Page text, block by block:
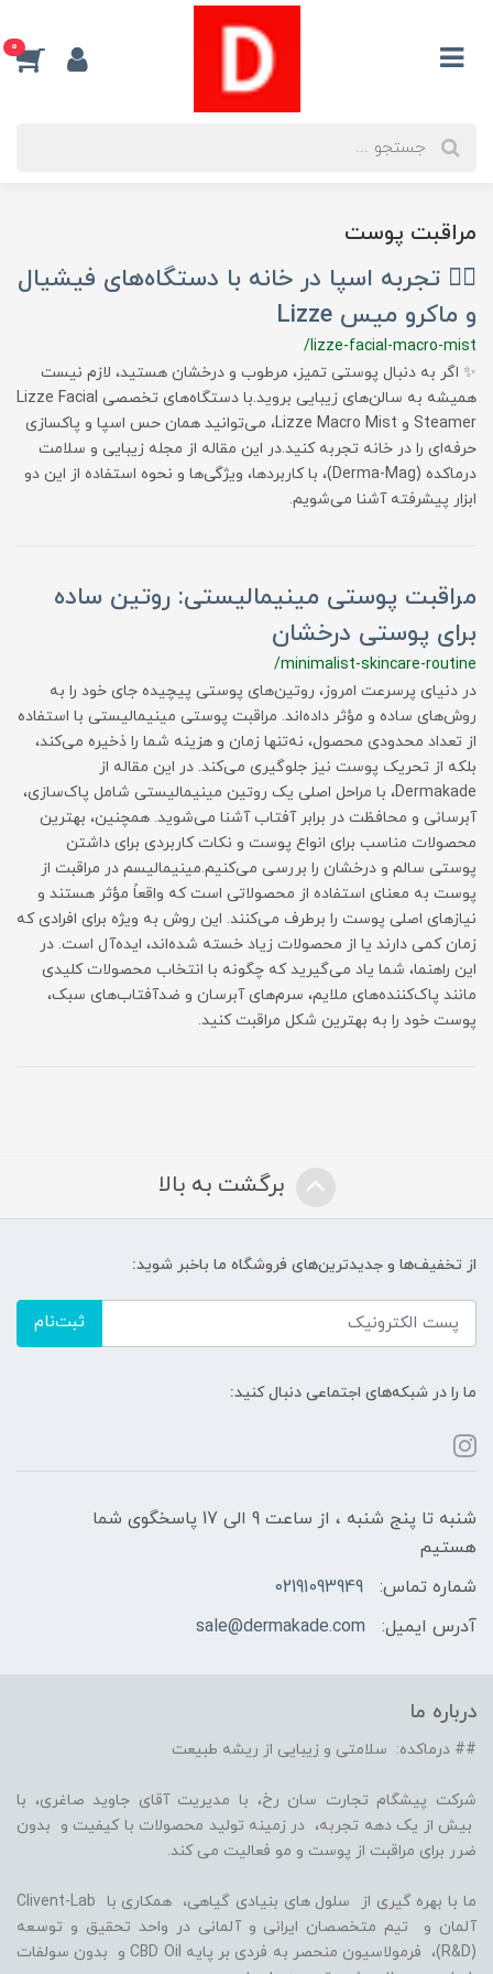
0
مراقبت پوست
💆‍♀️ تجربه اسپا در خانه با دستگاه‌های فیشیال
و ماکرو میس Lizze
/lizze-facial-macro-mist
✨ اگر به دنبال پوستی تمیز، مرطوب و درخشان هستید، لازم نیست
همیشه به سالن‌های زیبایی بروید.با دستگاه‌های تخصصی Lizze Facial
Steamer و Lizze Macro Mist، می‌توانید همان حس اسپا و پاکسازی
حرفه‌ای را در خانه تجربه کنید.در این مقاله از مجله زیبایی و سلامت
درماکده (Derma-Mag)، با کاربردها، ویژگی‌ها و نحوه استفاده از این دو
ابزار پیشرفته آشنا می‌شویم.
مراقبت پوستی مینیمالیستی: روتین ساده
برای پوستی درخشان
/minimalist-skincare-routine
در دنیای پرسرعت امروز، روتین‌های پوستی پیچیده جای خود را به
روش‌های ساده و مؤثر داده‌اند. مراقبت پوستی مینیمالیستی با استفاده
از تعداد محدودی محصول، نه‌تنها زمان و هزینه شما را ذخیره می‌کند،
بلکه از تحریک پوست نیز جلوگیری می‌کند. در این مقاله از
Dermakade، با مراحل اصلی یک روتین مینیمالیستی شامل پاک‌سازی،
آبرسانی و محافظت در برابر آفتاب آشنا می‌شوید. همچنین، بهترین
محصولات مناسب برای انواع پوست و نکات کاربردی برای داشتن
پوستی سالم و درخشان را بررسی می‌کنیم.مینیمالیسم در مراقبت از
پوست به معنای استفاده از محصولاتی است که واقعاً مؤثر هستند و
نیازهای اصلی پوست را برطرف می‌کنند. این روش به ویژه برای افرادی که
زمان کمی دارند یا از محصولات زیاد خسته شده‌اند، ایده‌آل است. در
این راهنما، شما یاد می‌گیرید که چگونه با انتخاب محصولات کلیدی
مانند پاک‌کننده‌های ملایم، سرم‌های آبرسان و ضدآفتاب‌های سبک،
پوست خود را به بهترین شکل مراقبت کنید.
برگشت به بالا
از تخفیف‌ها و جدیدترین‌های فروشگاه ما باخبر شوید:
ثبت‌نام
ما را در شبکه‌های اجتماعی دنبال کنید:
شنبه تا پنج شنبه ، از ساعت 9 الی 17 پاسخگوی شما
هستیم
شماره تماس:
02191093949
آدرس ایمیل:
sale@dermakade.com
درباره ما
## درماکده: سلامتی و زیبایی از ریشه طبیعت
شرکت پیشگام تجارت سان رخ، با مدیریت آقای جاوید صاغری، با
بیش از یک دهه تجربه، در زمینه تولید محصولات با کیفیت و بدون
ضرر برای مراقبت از پوست و مو فعالیت می کند.
ما با بهره گیری از سلول های بنیادی گیاهی، همکاری با Clivent-Lab
آلمان و تیم متخصصان ایرانی و آلمانی در واحد تحقیق و توسعه
(R&D)، فرمولاسیون منحصر به فردی بر پایه CBD Oil و بدون سولفات